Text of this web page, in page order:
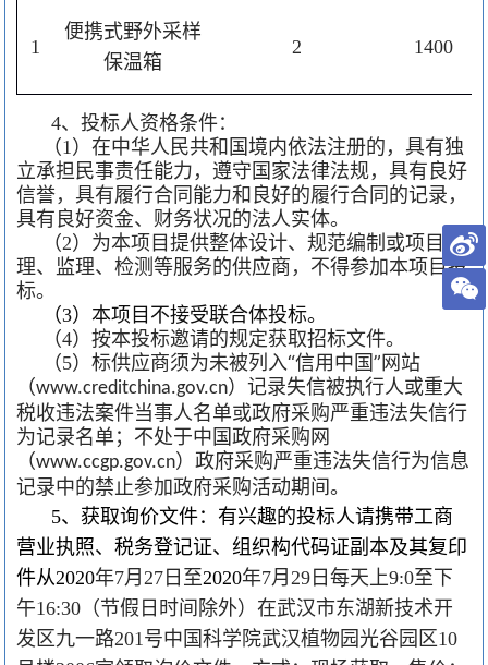
1
便携式野外采样
保温箱
2 1400
4、投标人资格条件：
（1）在中华人民共和国境内依法注册的，具有独
立承担民事责任能力，遵守国家法律法规，具有良好
信誉，具有履行合同能力和良好的履行合同的记录，
具有良好资金、财务状况的法人实体。
（2）为本项目提供整体设计、规范编制或项目管
理、监理、检测等服务的供应商，不得参加本项目投
标。
（3）本项目不接受联合体投标。
（4）按本投标邀请的规定获取招标文件。
（5）标供应商须为未被列入“信用中国”网站
（www.creditchina.gov.cn）记录失信被执行人或重大
税收违法案件当事人名单或政府采购严重违法失信行
为记录名单；不处于中国政府采购网
（www.ccgp.gov.cn）政府采购严重违法失信行为信息
记录中的禁止参加政府采购活动期间。
5、获取询价文件：有兴趣的投标人请携带工商
营业执照、税务登记证、组织构代码证副本及其复印
件从2020年7月 27 日至2020年7月 29 日每天上9:0至下
午16:30 （节假日时间除外）在武汉市东湖新技术开
发区九一路201号中国科学院武汉植物园光谷园区10